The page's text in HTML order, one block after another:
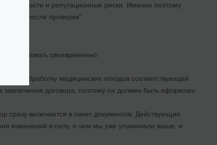
и репутационные риски. Именно поэтому
после проверки”.
своевременно.
и обработку медицинских отходов соответствующей
заключения договора, поэтому он должен быть оформлен
сразу включается в пакет документов. Действующие
изменений в силу, о чем мы уже упоминали выше, и